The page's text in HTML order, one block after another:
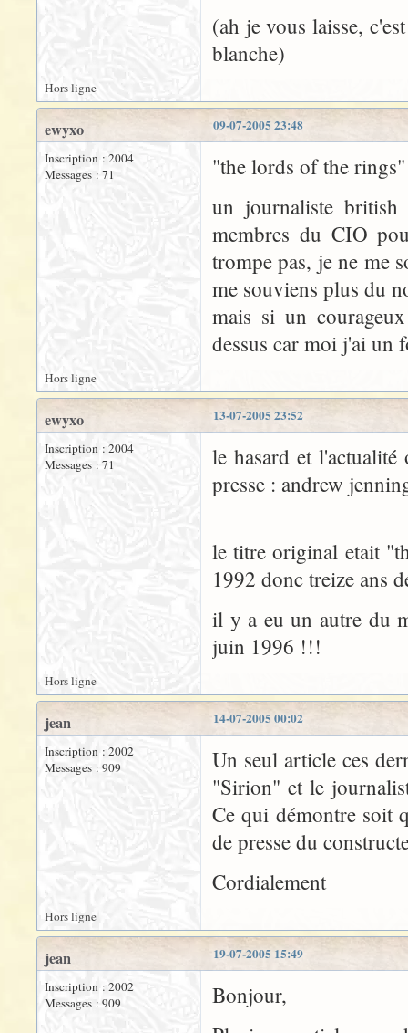
(ah je vous laisse,
blanche)
Hors ligne
09-07-2005 23:48
ewyxo
Inscription : 2004
Messages : 71
"the lords of the rings"
un journaliste
membres du CIO
trompe pas, je ne me
me souviens plus du
mais si un
dessus car moi j'ai un
Hors ligne
13-07-2005 23:52
ewyxo
Inscription : 2004
Messages : 71
le hasard et
presse : andrew
le titre original etait
1992 donc treize ans
il y a eu un autre du
juin 1996 !!!
Hors ligne
14-07-2005 00:02
jean
Inscription : 2002
Messages : 909
Un seul article ces
"Sirion" et le
Ce qui démontre soit
de presse du
Cordialement
Hors ligne
19-07-2005 15:49
jean
Inscription : 2002
Messages : 909
Bonjour,